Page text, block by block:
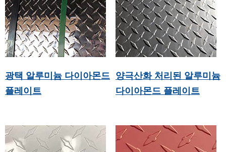
광택 알루미늄 다이아몬드
플레이트
양극산화 처리된 알루미늄
다이아몬드 플레이트